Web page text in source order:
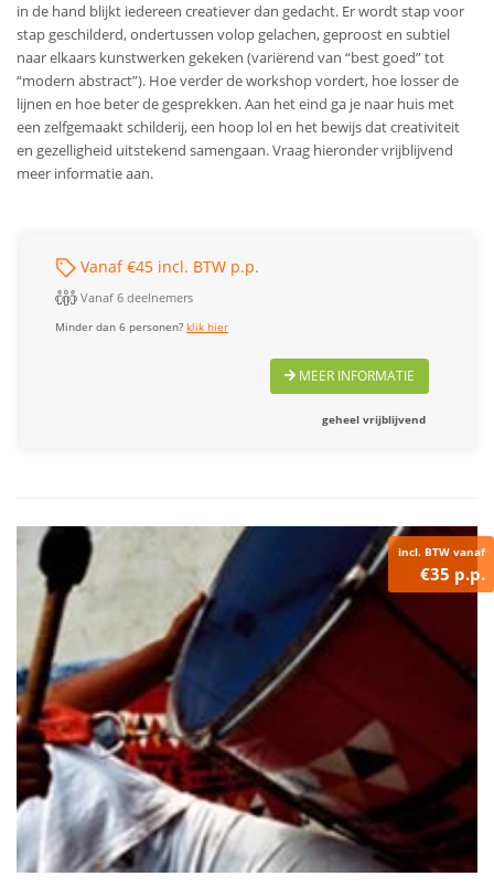
in de hand blijkt iedereen creatiever dan gedacht. Er wordt stap voor
stap geschilderd, ondertussen volop gelachen, geproost en subtiel
naar elkaars kunstwerken gekeken (variërend van “best goed” tot
“modern abstract”). Hoe verder de workshop vordert, hoe losser de
lijnen en hoe beter de gesprekken. Aan het eind ga je naar huis met
een zelfgemaakt schilderij, een hoop lol en het bewijs dat creativiteit
en gezelligheid uitstekend samengaan. Vraag hieronder vrijblijvend
meer informatie aan.
Vanaf €45 incl. BTW p.p.
Vanaf 6 deelnemers
Minder dan 6 personen?klik hier
MEER INFORMATIE
geheel vrijblijvend
incl. BTW vanaf
€35 p.p.